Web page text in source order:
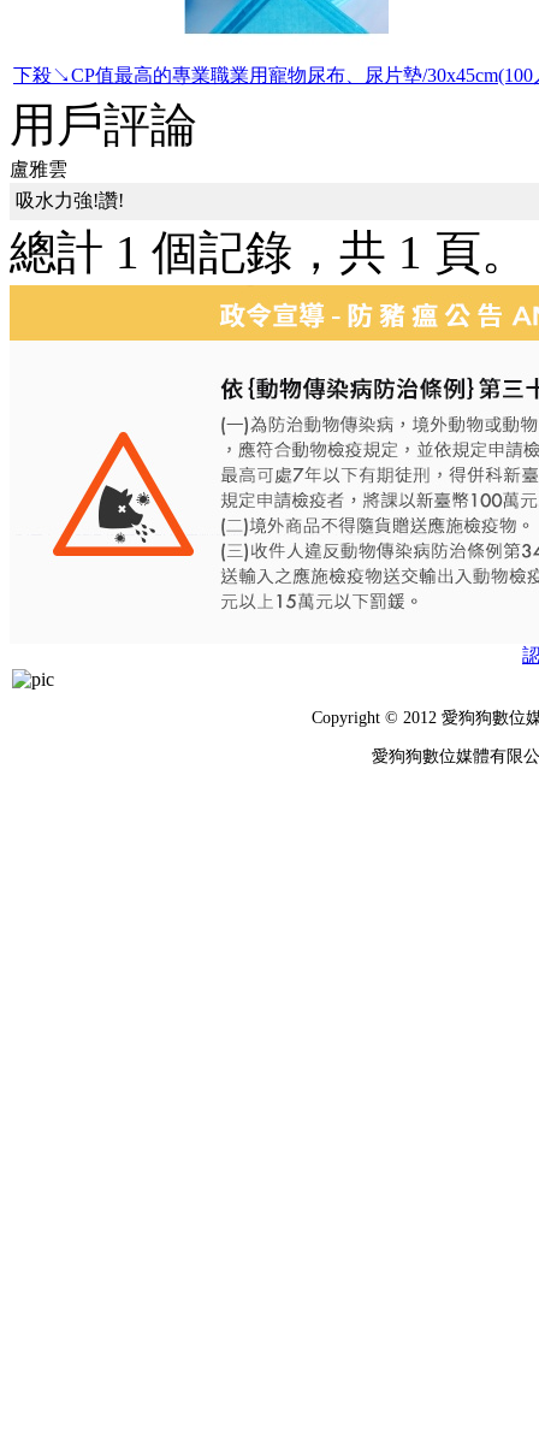
下殺↘CP值最高的專業職業用寵物尿布、尿片墊/30x45cm(100
用戶評論
盧雅雲
吸水力強!讚!
總計 1 個記錄，共 1 頁。
Copyright © 2012 愛狗狗數位
愛狗狗數位媒體有限